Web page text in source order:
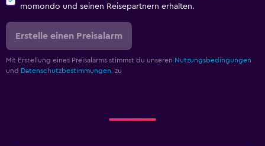
momondo und seinen Reisepartnern erhalten.
Erstelle einen Preisalarm
Mit Erstellung eines Preisalarms stimmst du unseren Nutzungsbedingungen
und Datenschutzbestimmungen. zu